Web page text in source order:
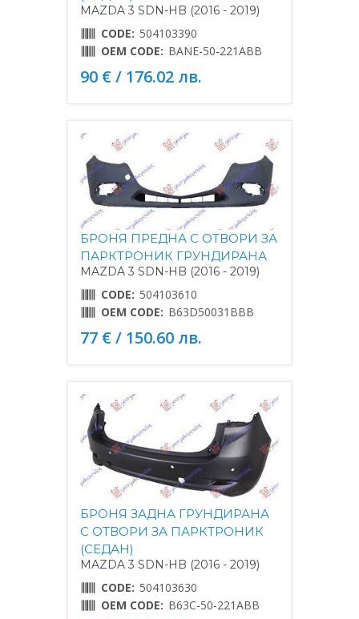
MAZDA 3 SDN-HB (2016 - 2019)
CODE: 504103390
OEM CODE: BANE-50-221ABB
90 € / 176.02 лв.
БРОНЯ ПРЕДНА С ОТВОРИ ЗА
ПАРКТРОНИК ГРУНДИРАНА
MAZDA 3 SDN-HB (2016 - 2019)
CODE: 504103610
OEM CODE: B63D50031BBB
77 € / 150.60 лв.
БРОНЯ ЗАДНА ГРУНДИРАНА
С ОТВОРИ ЗА ПАРКТРОНИК
(СЕДАН)
MAZDA 3 SDN-HB (2016 - 2019)
CODE: 504103630
OEM CODE: B63C-50-221ABB